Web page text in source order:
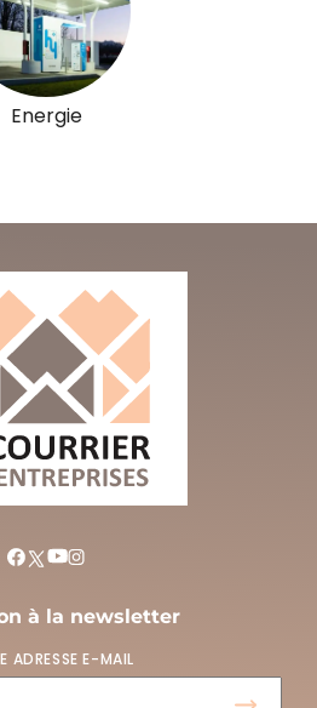
Energie
à la newsletter
ADRESSE E-MAIL